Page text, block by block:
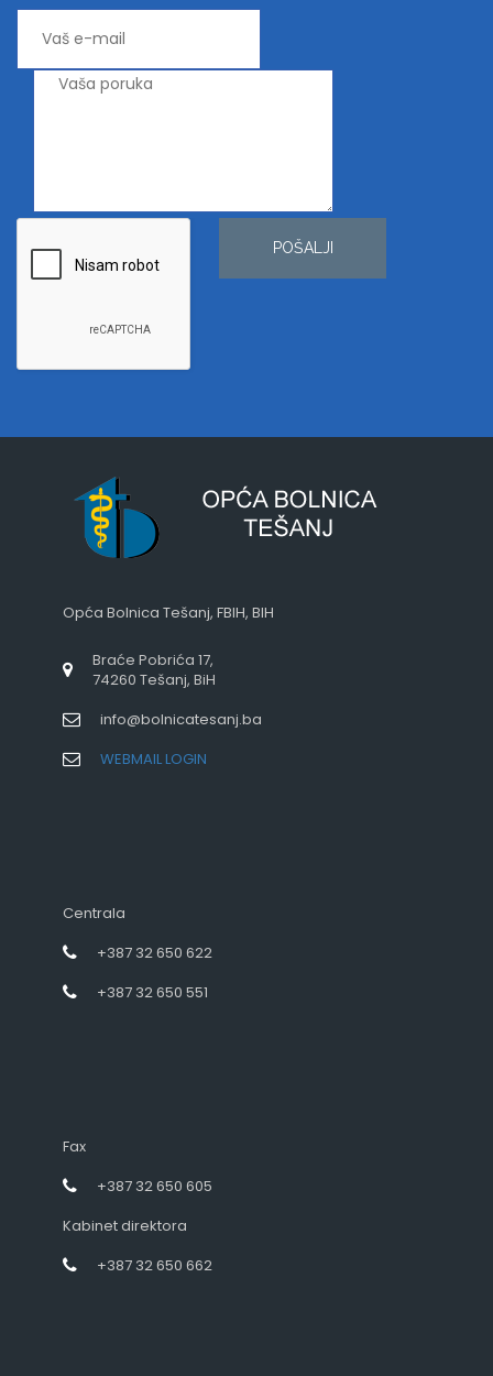
POŠALJI
Opća Bolnica Tešanj, FBIH, BIH
Braće Pobrića 17,
74260 Tešanj, BiH
info@bolnicatesanj.ba
WEBMAIL LOGIN
Centrala
+387 32 650 622
+387 32 650 551
Fax
+387 32 650 605
Kabinet direktora
+387 32 650 662